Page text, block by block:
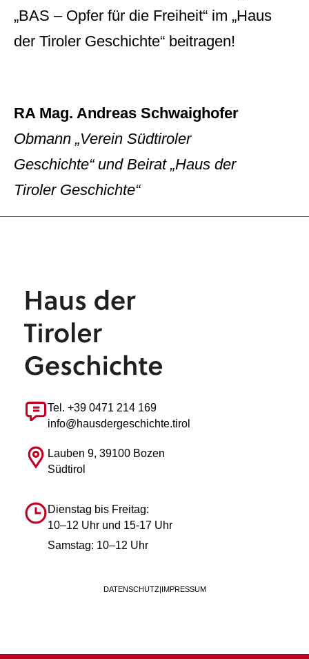
„BAS – Opfer für die Freiheit“ im „Haus
der Tiroler Geschichte“ beitragen!
RA Mag. Andreas Schwaighofer
Obmann „Verein Südtiroler
Geschichte“ und Beirat „Haus der
Tiroler Geschichte“
Tel. +39 0471 214 169
info@hausdergeschichte.tirol
Lauben 9, 39100 Bozen
Südtirol
Dienstag bis Freitag:
10–12 Uhr und 15-17 Uhr
Samstag: 10–12 Uhr
DATENSCHUTZ|IMPRESSUM